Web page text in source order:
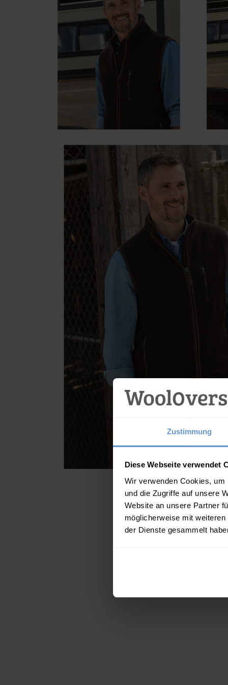
Zustimmung
Diese Webseite verwendet
Wir verwenden Cookies,
und die Zugriffe auf unsere
Website an unsere Partner
möglicherweise mit
der Dienste gesammelt